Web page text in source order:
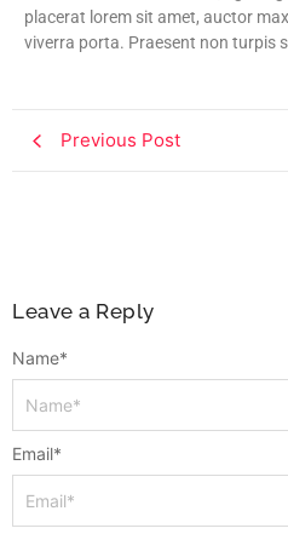
placerat lorem sit amet, auctor
viverra porta. Praesent non turpis
Previous Post
Leave a Reply
Name*
Email*